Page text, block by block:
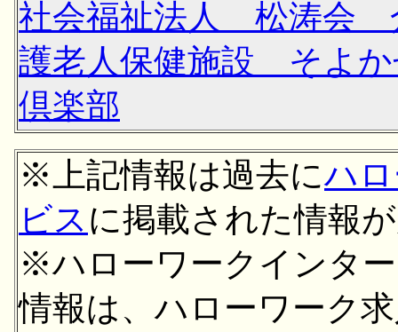
社会福祉法人 松涛会
護老人保健施設 そよ
倶楽部
※上記情報は過去にハ
ビス に掲載された情報
※ハローワークインタ
情報は、ハローワーク